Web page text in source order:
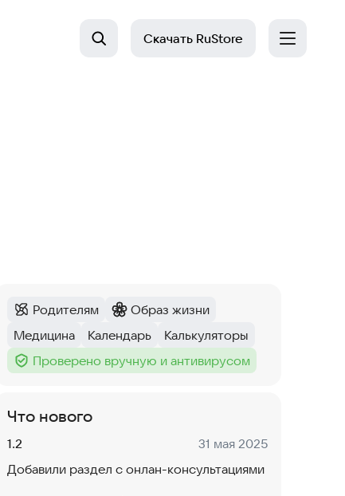
Скачать RuStore
Категория:
Родителям
Категория:
Образ жизни
Тег:
Медицина
Тег:
Календарь
Тег:
Калькуляторы
Тег :
Проверено вручную и антивирусом
Что нового
Версия:
1.2 Дата:
31 мая 2025
Добавили раздел с онлан-консультациями